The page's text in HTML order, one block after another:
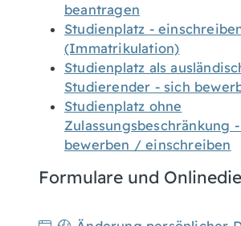
beantragen
Studienplatz -
(Immatrikulation)
Studienplatz als
Studierender - sich
Studienplatz ohne
Zulassungsbeschränkung
bewerben / einschreiben
Formulare und